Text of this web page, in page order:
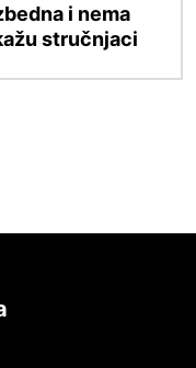
i nema
stručnjaci